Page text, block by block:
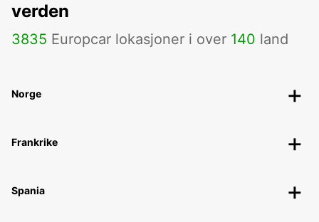
verden
3835 Europcar lokasjoner i over 140 land
Norge
Frankrike
Spania